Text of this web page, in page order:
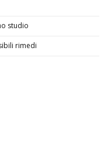
studio
rimedi